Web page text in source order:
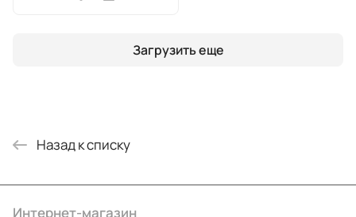
Загрузить еще
Назад к списку
Интернет-магазин